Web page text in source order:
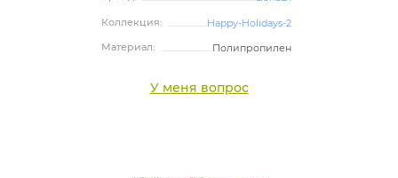
Коллекция:
Happy-Holidays-2
Материал:
Полипропилен
У меня вопрос